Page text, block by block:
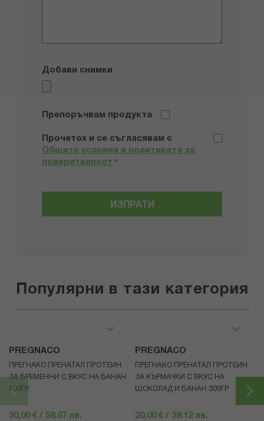
Добави снимки
Препоръчвам продукта
Прочетох и се съгласявам с
Общите условия и политиката за
поверителност *
ИЗПРАТИ
Популярни в тази категория
PREGNACO
ПРЕГНАКО ПРЕНАТАЛ ПРОТЕИН
ЗА БРЕМЕННИ С ВКУС НА БАНАН
500ГР.
30,00 € / 58.67 лв.
PREGNACO
ПРЕГНАКО ПРЕНАТАЛ ПРОТЕИН
ЗА КЪРМАЧКИ С ВКУС НА
ШОКОЛАД И БАНАН 300ГР
20,00 € / 39.12 лв.